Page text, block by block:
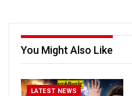
https://www.instagram.com/ro
ckforttimes/
Follow us on:
T_TIMESC
You Might Also Like
LATEST NEWS